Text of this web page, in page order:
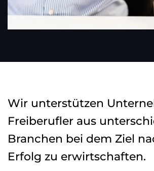
Wir unterstützen
Freiberufler aus
Branchen bei dem Ziel
Erfolg zu erwirtschaften.